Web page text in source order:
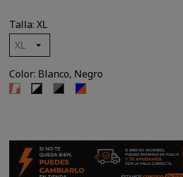
Talla: XL
Color: Blanco, Negro
Rojo Blanco,Negro,Azul,